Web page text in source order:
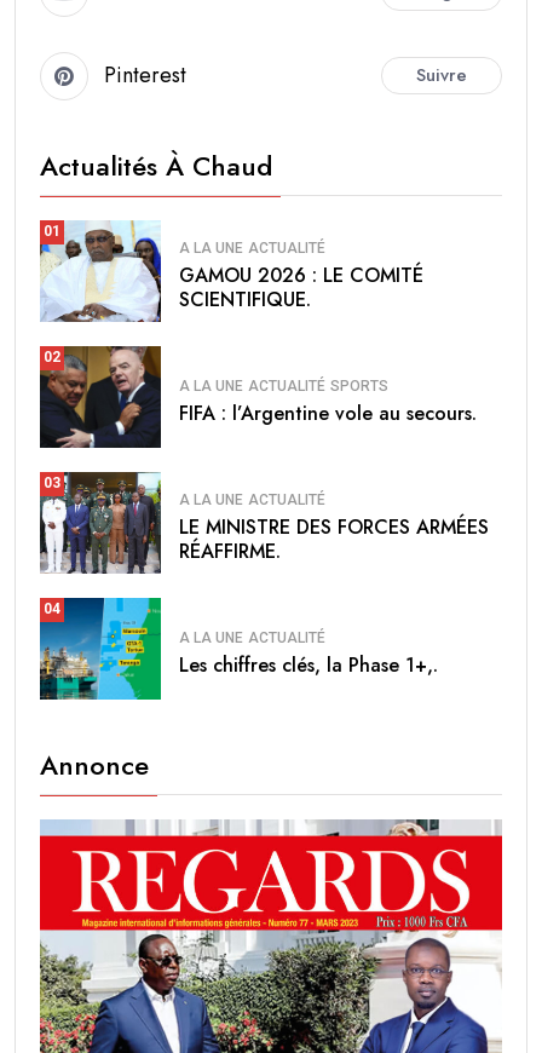
Pinterest Suivre
Actualités À Chaud
01
A LA UNE ACTUALITÉ
GAMOU 2026 : LE COMITÉ
SCIENTIFIQUE.
02
A LA UNE ACTUALITÉ SPORTS
FIFA : l’Argentine vole au secours.
03
A LA UNE ACTUALITÉ
LE MINISTRE DES FORCES ARMÉES
RÉAFFIRME.
04
A LA UNE ACTUALITÉ
Les chiffres clés, la Phase 1+,.
Annonce